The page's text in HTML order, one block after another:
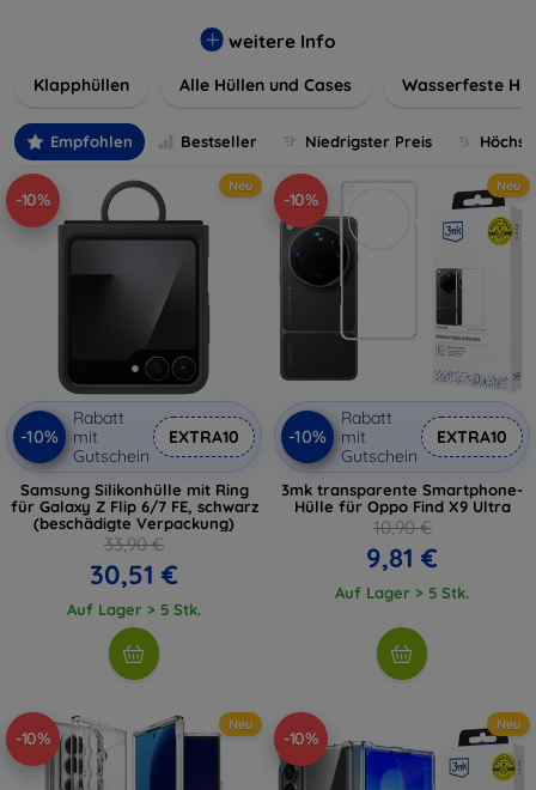
Farben, um Ihren persönlichen Stil perfekt zu
weitere Info
Klapphüllen Alle Hüllen und Cases Wasserfeste
Empfohlen Bestseller Niedrigster Preis
-10%
Neu
-10%
Rabatt
mit
Gutschein
EXTRA10
Samsung Silikonhülle mit Ring
für Galaxy Z Flip 6/7 FE, schwarz
(beschädigte Verpackung)
33,90 €
30,51 €
Auf Lager > 5 Stk.
-10%
Neu
-10%
Rabatt
mit
Gutschein
EXTRA10
3mk transparente Smartphone-
Hülle für Oppo Find X9 Ultra
10,90 €
9,81 €
Auf Lager > 5 Stk.
-10%
Neu
-10%
Neu